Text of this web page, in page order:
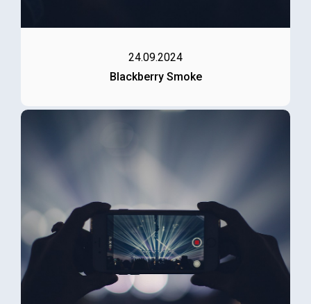
24.09.2024
Blackberry Smoke